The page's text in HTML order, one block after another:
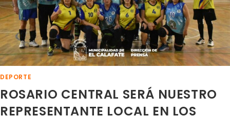
DEPORTE
ROSARIO CENTRAL SERÁ NUESTRO
REPRESENTANTE LOCAL EN LOS